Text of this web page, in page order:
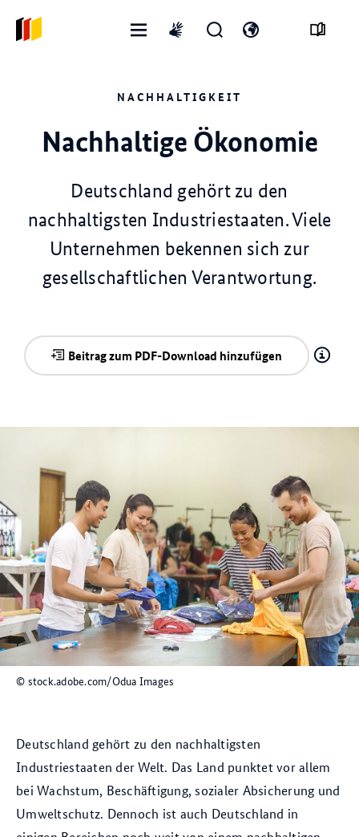
NACHHALTIGKEIT
Nachhaltige Ökonomie
Deutschland gehört zu den
nachhaltigsten Industriestaaten. Viele
Unternehmen bekennen sich zur
gesellschaftlichen Verantwortung.
Beitrag zum PDF-Download hinzufügen
© stock.adobe.com/Odua Images
Deutschland gehört zu den nachhaltigsten
Industriestaaten der Welt. Das Land punktet vor allem
bei Wachstum, Beschäftigung, sozialer Absicherung und
Umweltschutz. Dennoch ist auch Deutschland in